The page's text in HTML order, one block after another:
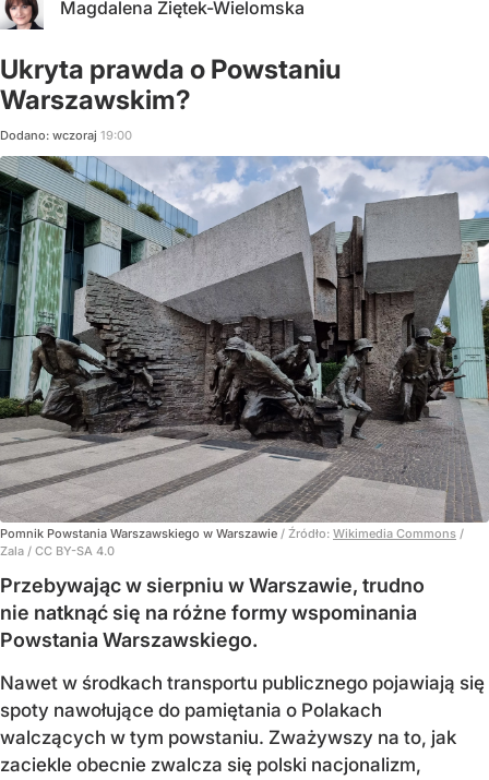
Magdalena Ziętek-Wielomska
Ukryta prawda o Powstaniu
Warszawskim?
Dodano: wczoraj 19:00
Pomnik Powstania Warszawskiego w Warszawie / Źródło: Wikimedia Commons /
Zala / CC BY-SA 4.0
Przebywając w sierpniu w Warszawie, trudno
nie natknąć się na różne formy wspominania
Powstania Warszawskiego.
Nawet w środkach transportu publicznego pojawiają się
spoty nawołujące do pamiętania o Polakach
walczących w tym powstaniu. Zważywszy na to, jak
zaciekle obecnie zwalcza się polski nacjonalizm,